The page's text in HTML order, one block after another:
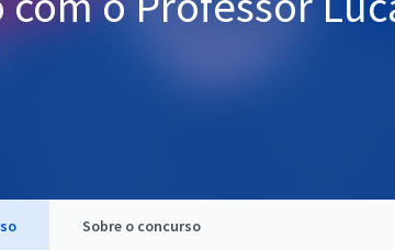
Sobre o concurso